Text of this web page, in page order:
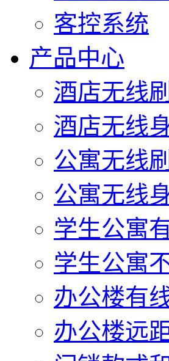
客控系统
产品中心
酒店无线
酒店无线
公寓无线
公寓无线
学生公寓
学生公寓
办公楼有
办公楼远